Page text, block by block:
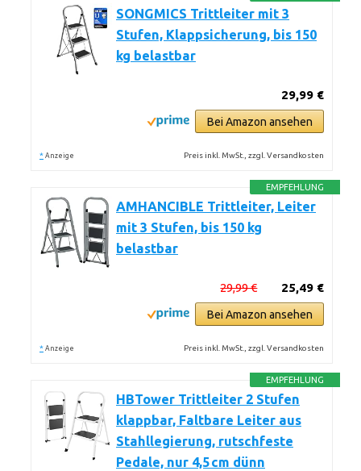
SONGMICS Trittleiter mit 3
Stufen, Klappsicherung, bis 150
kg belastbar
29,99 €
Bei Amazon ansehen
* Anzeige Preis inkl. MwSt., zzgl. Versandkosten
EMPFEHLUNG
AMHANCIBLE Trittleiter, Leiter
mit 3 Stufen, bis 150 kg
belastbar
25,49 €
29,99 €
Bei Amazon ansehen
* Anzeige Preis inkl. MwSt., zzgl. Versandkosten
EMPFEHLUNG
HBTower Trittleiter 2 Stufen
klappbar, Faltbare Leiter aus
Stahllegierung, rutschfeste
Pedale, nur 4,5 cm dünn